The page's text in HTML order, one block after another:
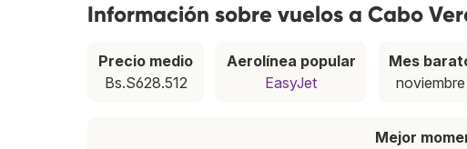
Información sobre vuelos a Cabo
Precio medio
Bs.S628.512
Aerolínea popular
EasyJet
Mes
noviembre
Mejor